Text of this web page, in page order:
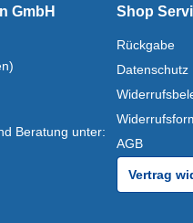
GmbH
Beratung unter:
Shop
Rückgabe
Datenschutz
AGB
Vertrag